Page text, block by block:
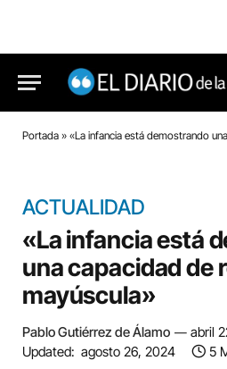
Portada » «La infancia está demostrando una
ACTUALIDAD
«La infancia está
una capacidad de
mayúscula»
Pablo Gutiérrez de Álamo
abril
Updated: agosto 26, 2024 5